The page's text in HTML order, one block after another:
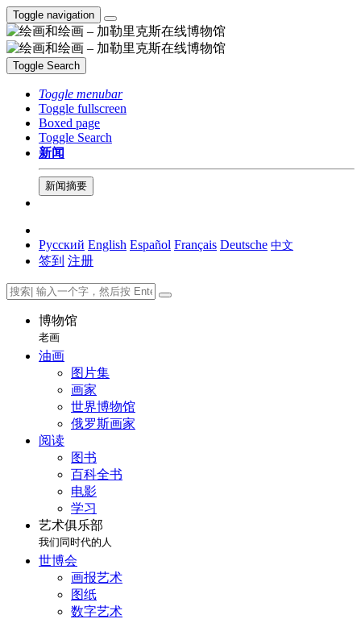
Toggle navigation
Toggle Search
Toggle menubar
Toggle fullscreen
Boxed page
Toggle Search
新闻
新闻摘要
Русский English Español Français Deutsche 中文
签到 注册
博物馆
老画
油画
图片集
画家
世界博物馆
俄罗斯画家
阅读
图书
百科全书
电影
学习
艺术俱乐部
我们同时代的人
世博会
画报艺术
图纸
数字艺术